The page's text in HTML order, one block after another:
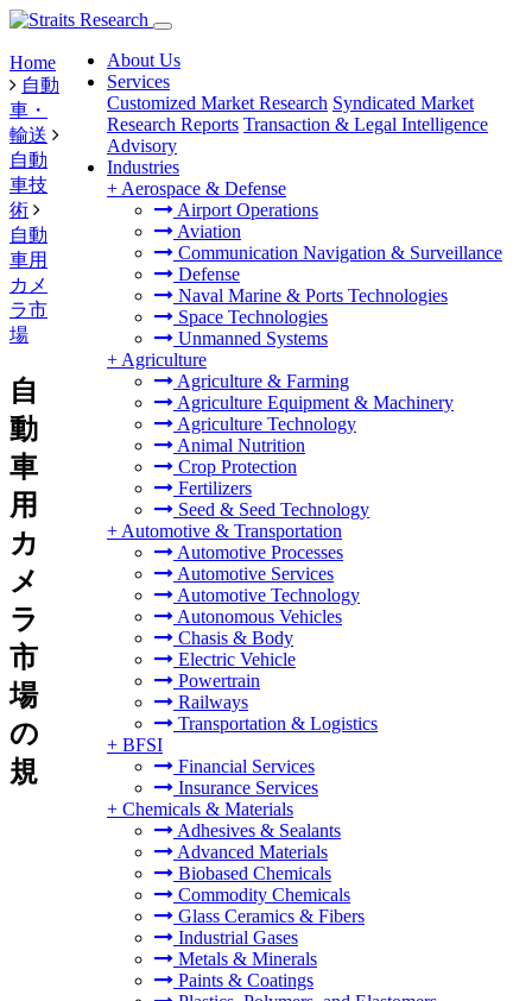
About Us
Services
Customized Market Research Syndicated Market
Research Reports Transaction & Legal Intelligence
Advisory
Industries
+ Aerospace & Defense
Airport Operations
Aviation
Communication Navigation & Surveillance
Defense
Naval Marine & Ports Technologies
Space Technologies
Unmanned Systems
+ Agriculture
Agriculture & Farming
Agriculture Equipment & Machinery
Agriculture Technology
Animal Nutrition
Crop Protection
Fertilizers
Seed & Seed Technology
+ Automotive & Transportation
Automotive Processes
Automotive Services
Automotive Technology
Autonomous Vehicles
Chasis & Body
Electric Vehicle
Powertrain
Railways
Transportation & Logistics
+ BFSI
Financial Services
Insurance Services
+ Chemicals & Materials
Adhesives & Sealants
Advanced Materials
Biobased Chemicals
Commodity Chemicals
Glass Ceramics & Fibers
Industrial Gases
Metals & Minerals
Paints & Coatings
Home
自動
車・
輸送
自動
車技
術
自動
車用
カメ
ラ市
場
自
動
車
用
カ
メ
ラ
市
場
の
規